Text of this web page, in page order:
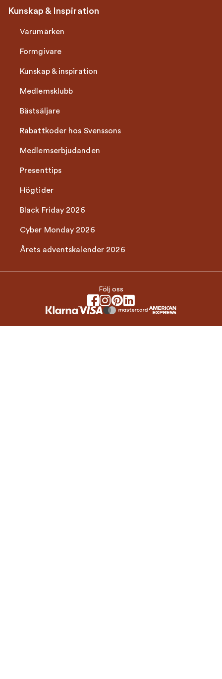
Kunskap & Inspiration
Varumärken
Formgivare
Kunskap & inspiration
Medlemsklubb
Bästsäljare
Rabattkoder hos Svenssons
Medlemserbjudanden
Presenttips
Högtider
Black Friday 2026
Cyber Monday 2026
Årets adventskalender 2026
Följ oss